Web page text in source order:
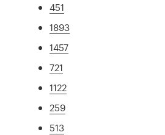
451
1893
1457
721
1122
259
513